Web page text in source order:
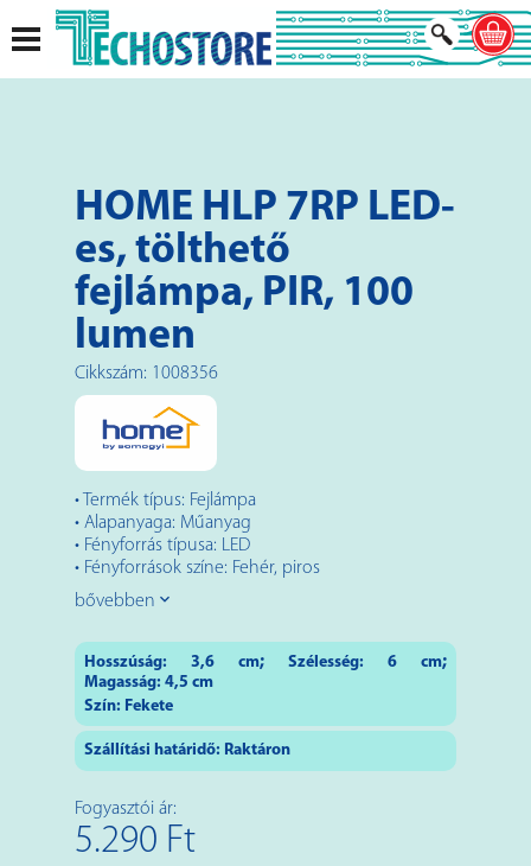
HOME HLP 7RP LED-
es, tölthető
fejlámpa, PIR, 100
lumen
Cikkszám: 1008356
• Termék típus: Fejlámpa
• Alapanyaga: Műanyag
• Fényforrás típusa: LED
• Fényforrások színe: Fehér, piros
bővebben
Hosszúság: 3,6 cm; Szélesség: 6 cm;
Magasság: 4,5 cm
Szín: Fekete
Szállítási határidő: Raktáron
Fogyasztói ár:
5.290 Ft